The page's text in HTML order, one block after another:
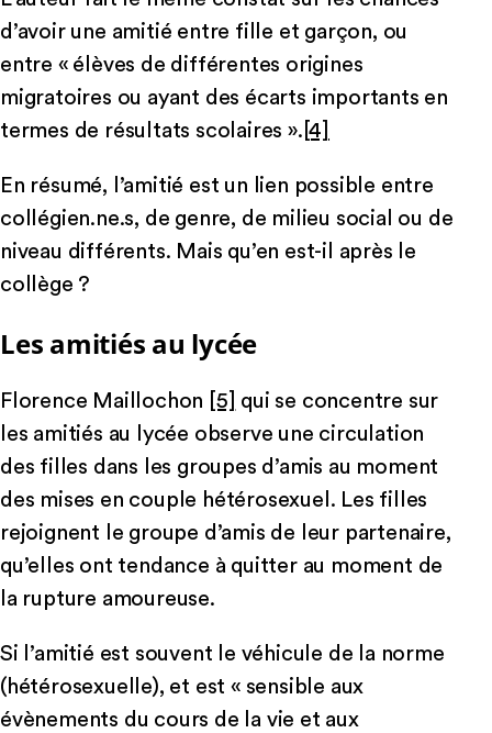
d’avoir une amitié entre fille et garçon, ou
entre « élèves de différentes origines
migratoires ou ayant des écarts importants en
termes de résultats scolaires ». [4]
En résumé, l’amitié est un lien possible entre
collégien.ne.s, de genre, de milieu social ou de
niveau différents. Mais qu’en est-il après le
collège ?
Les amitiés au lycée
Florence Maillochon [5]
qui se concentre sur
les amitiés au lycée observe une circulation
des filles dans les groupes d’amis au moment
des mises en couple hétérosexuel. Les filles
rejoignent le groupe d’amis de leur partenaire,
qu’elles ont tendance à quitter au moment de
la rupture amoureuse.
Si l’amitié est souvent le véhicule de la norme
(hétérosexuelle), et est « sensible aux
évènements du cours de la vie et aux